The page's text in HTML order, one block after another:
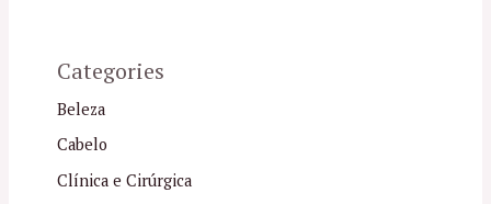
Categories
Beleza
Cabelo
Clínica e Cirúrgica